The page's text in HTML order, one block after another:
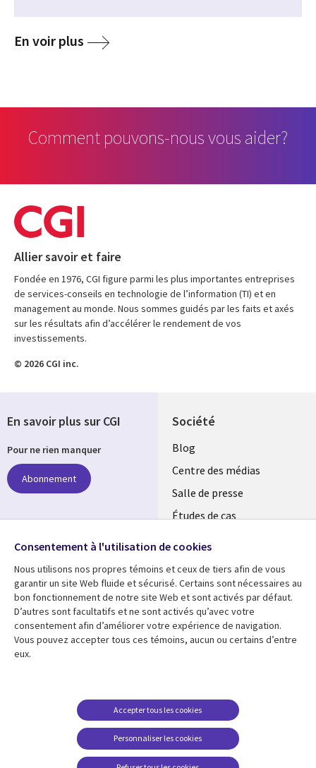
En voir plus media
Comment pouvons-nous vous aider?
Allier savoir et faire
Fondée en 1976, CGI figure parmi les plus importantes entreprises
de services-conseils en technologie de l’information (TI) et en
management au monde. Nous sommes guidés par les faits et axés
sur les résultats afin d’accélérer le rendement de vos
investissements.
© 2026 CGI inc.
Société
Useful
links
LUXEMBOURG
Blog
Centre des médias
Salle de presse
Études de cas
Ressources
Library
SECTIONS
Articles
Études de cas
Support
FR
Confidentialité
Accessibilité
Données personnelles
En savoir plus sur CGI
Pour ne rien manquer
Abonnement
Suivez-nous
Social
Media
LUXEMBOURG
Consentement à l'utilisation de cookies
Nous utilisons nos propres témoins et ceux de tiers afin de vous
garantir un site Web fluide et sécurisé. Certains sont nécessaires au
bon fonctionnement de notre site Web et sont activés par défaut.
D’autres sont facultatifs et ne sont activés qu’avec votre
consentement afin d’améliorer votre expérience de navigation.
Vous pouvez accepter tous ces témoins, aucun ou certains d’entre
eux.
Personnaliser les cookies
Accepter tous les cookies